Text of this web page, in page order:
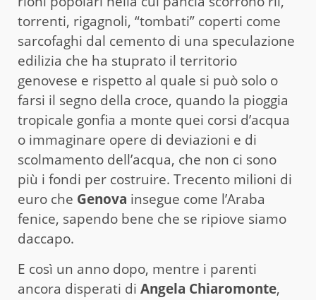
torrenti, rigagnoli, “tombati” coperti come
sarcofaghi dal cemento di una speculazione
edilizia che ha stuprato il territorio
genovese e rispetto al quale si può solo o
farsi il segno della croce, quando la pioggia
tropicale gonfia a monte quei corsi d’acqua
o immaginare opere di deviazioni e di
scolmamento dell’acqua, che non ci sono
più i fondi per costruire. Trecento milioni di
euro che Genova insegue come l’Araba
fenice, sapendo bene che se ripiove siamo
daccapo.
E così un anno dopo, mentre i parenti
ancora disperati di Angela Chiaromonte,